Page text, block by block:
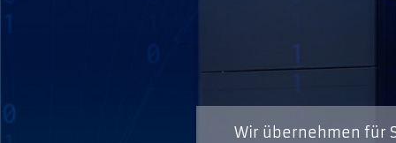
Wir übernehmen für